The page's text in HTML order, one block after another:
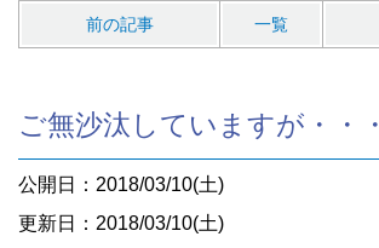
前の記事 一覧
ご無沙汰していますが・・・
公開日：2018/03/10(土)
更新日：2018/03/10(土)